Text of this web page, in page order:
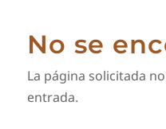
No se
La página solicitada
entrada.